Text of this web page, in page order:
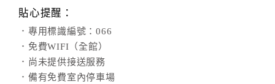
貼心提醒：
．專用標識編號：066
．免費WIFI（全館）
．尚未提供接送服務
．備有免費室內停車場